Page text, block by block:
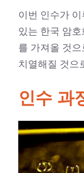
이번 인수가
있는 한국 암
를 가져올 것
치열해질 것으
인수 과